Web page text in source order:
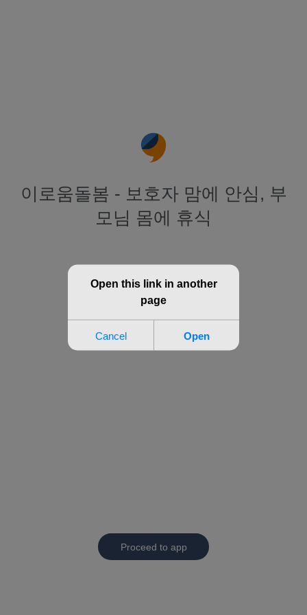
이로움돌봄 - 보호자 맘에 안심, 부
모님 몸에 휴식
Proceed to app